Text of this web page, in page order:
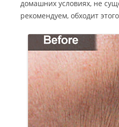
домашних условиях, не
рекомендуем, обходит